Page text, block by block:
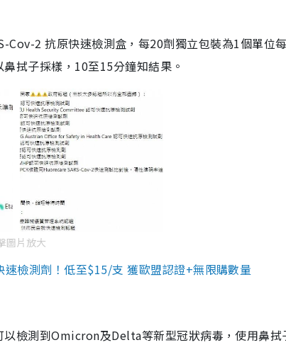
2 抗原快速檢測盒，每20劑獨立包裝為1個單位
拭子採樣，10至15分鐘知結果。
圖片放大
檢測劑！低至$15/支 獲歐盟認證+無限購數量
檢測到Omicron及Delta等新型冠狀病毒，使用鼻拭